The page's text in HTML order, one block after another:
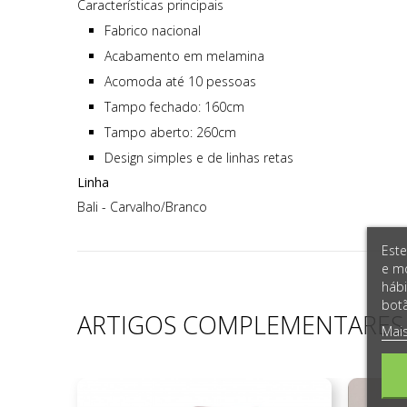
Características principais
Fabrico nacional
Acabamento em melamina
Acomoda até 10 pessoas
Tampo fechado: 160cm
Tampo aberto: 260cm
Design simples e de linhas retas
Linha
Bali - Carvalho/Branco
ARTIGOS COMPLEMENTARES
e